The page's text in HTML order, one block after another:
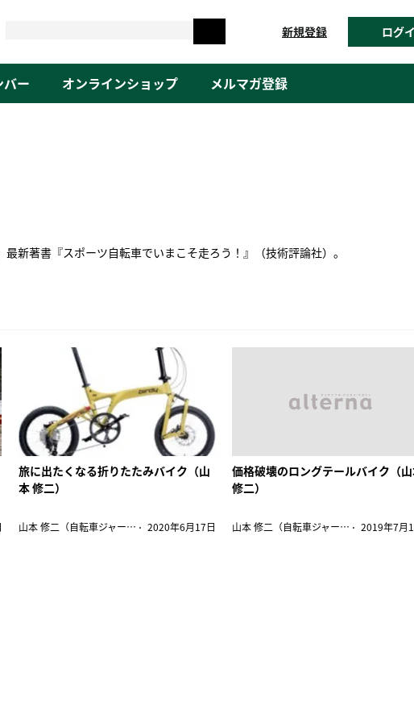
新規登録 ログ
ー オンラインショップ メルマガ登録
新著書『スポーツ自転車でいまこそ走ろう！』（技術評論社）。
旅に出たくなる折りたたみバイク（山
本 修二）
山本 修二（自転車ジャーナリスト） 2020年6月17日
価格破壊のロングテールバイク（
修二）
山本 修二（自転車ジャーナリスト） 2019年7月